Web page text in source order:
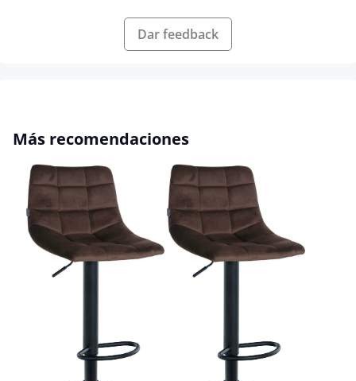
Dar feedback
Omitir la galería de productos
Más recomendaciones